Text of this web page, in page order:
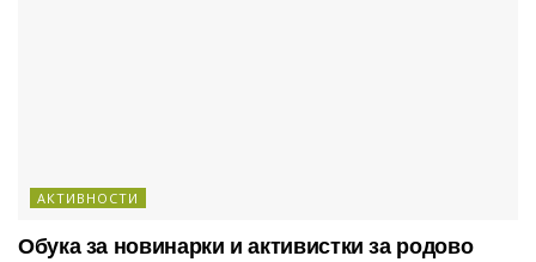
АКТИВНОСТИ
Обука за новинарки и активистки за родово